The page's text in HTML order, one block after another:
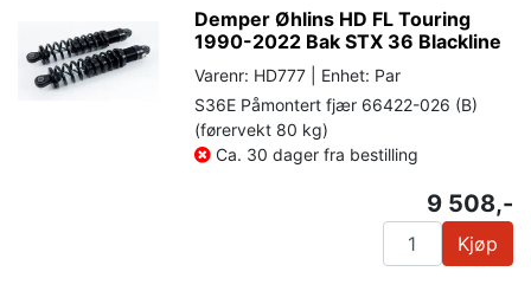
Demper Øhlins HD FL Touring
1990-2022 Bak STX 36 Blackline
Varenr: HD777 | Enhet: Par
S36E Påmontert fjær 66422-026 (B)
(førervekt 80 kg)
Ca. 30 dager fra bestilling
9 508,-
Kjøp